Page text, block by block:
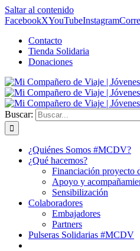
Saltar al contenido
FacebookXYouTubeInstagram
Contacto
Tienda Solidaria
Donaciones
Buscar:
¿Quiénes Somos #MCDV?
¿Qué hacemos?
Financiación proyecto
Apoyo y
Sensibilización
Colaboradores
Embajadores
Partners
Pulseras Solidarias #MCDV